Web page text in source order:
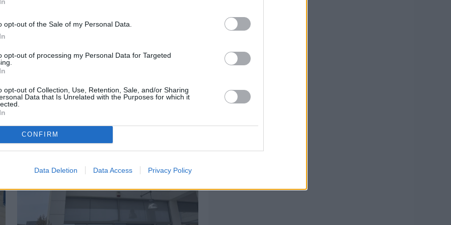
opt-out of the Sale of my Personal Data.
opt-out of processing my Personal Data for Targeted
opt-out of Collection, Use, Retention, Sale, and/or Sharing
Data that Is Unrelated with the Purposes for which it
CONFIRM
Data Deletion Data Access Privacy Policy
Πριν 2 ημέρες